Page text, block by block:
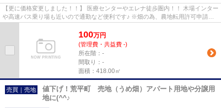
【更に価格変更しました！！】 医療センターやエレナ徒歩圏内！！ 木場インター
や高速バス乗り場も近いので通勤など便利です♪ ※畑の為、農地転用許可申請が
100万円
(管理費・共益費 -)
所在階：-
間取り：-
面積：418.00㎡
売買｜売地
値下げ！荒平町 売地（うめ畑）アパート用地や分譲用
地に(^^♪